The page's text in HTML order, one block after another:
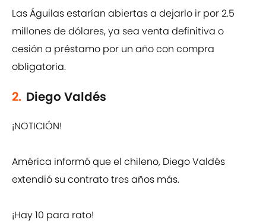
Las Águilas estarían abiertas a dejarlo ir por 2.5
millones de dólares, ya sea venta definitiva o
cesión a préstamo por un año con compra
obligatoria.
2. Diego Valdés
¡NOTICIÓN!
América informó que el chileno, Diego Valdés
extendió su contrato tres años más.
¡Hay 10 para rato!